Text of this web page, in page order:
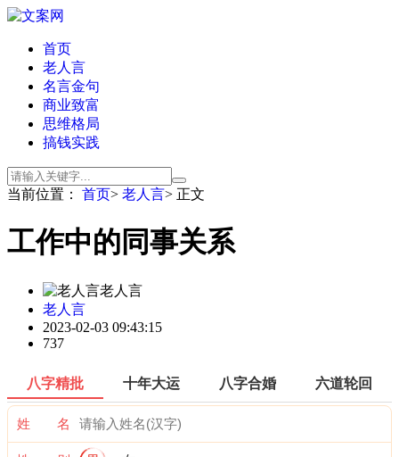
首页
老人言
名言金句
商业致富
思维格局
搞钱实践
当前位置： 首页> 老人言> 正文
工作中的同事关系
老人言
老人言
2023-02-03 09:43:15
737
八字精批 十年大运 八字合婚 六道轮回
姓 名